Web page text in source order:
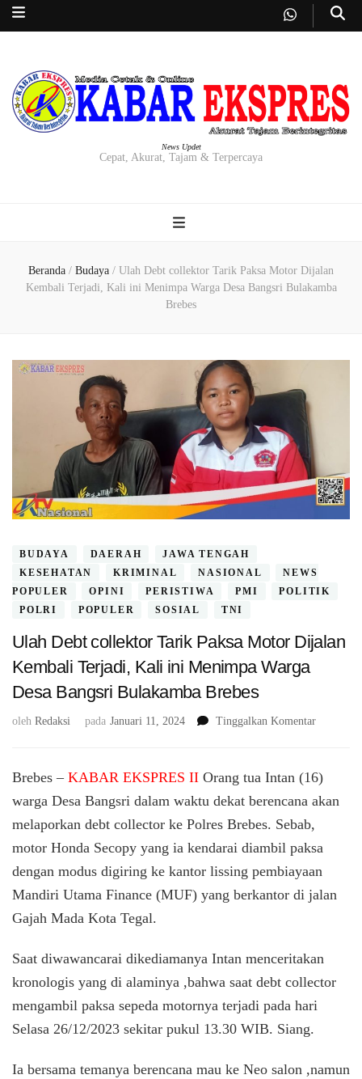
News Updet
Cepat, Akurat, Tajam & Terpercaya
Beranda / Budaya / Ulah Debt collektor Tarik Paksa Motor Dijalan
Kembali Terjadi, Kali ini Menimpa Warga Desa Bangsri Bulakamba
Brebes
BUDAYA DAERAH
JAWA TENGAH
KESEHATAN
KRIMINAL NASIONAL
NEWS
POPULER
OPINI PERISTIWA PMI
POLITIK
POLRI
POPULER SOSIAL TNI
Ulah Debt collektor Tarik Paksa Motor Dijalan
Kembali Terjadi, Kali ini Menimpa Warga
Desa Bangsri Bulakamba Brebes
oleh Redaksi pada Januari 11, 2024 Tinggalkan Komentarpada
collektor
Tarik
Paksa
Kembali
Terjadi,
Kali
Desa
Brebes
Brebes – KABAR EKSPRES II Orang tua Intan (16)
warga Desa Bangsri dalam waktu dekat berencana akan
melaporkan debt collector ke Polres Brebes. Sebab,
motor Honda Secopy yang ia kendarai diambil paksa
dengan modus digiring ke kantor lissing pembiayaan
Mandiri Utama Finance (MUF) yang berkantor di jalan
Gajah Mada Kota Tegal.
Saat diwawancarai dikediamanya Intan menceritakan
kronologis yang di alaminya ,bahwa saat debt collector
mengambil paksa sepeda motornya terjadi pada hari
Selasa 26/12/2023 sekitar pukul 13.30 WIB. Siang.
Ia bersama temanya berencana mau ke Neo salon ,namun